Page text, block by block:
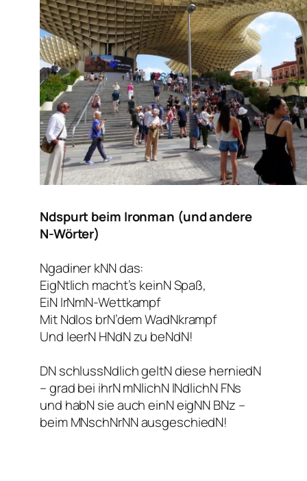
Ndspurt beim Ironman (und andere
N-Wörter)
Ngadiner kNN das:
EigNtlich macht’s keinN Spaß,
EiN IrNmN-Wettkampf
Mit Ndlos brN’dem WadNkrampf
Und leerN HNdN zu beNdN!
DN schlussNdlich geltN diese herniedN
– grad bei ihrN mNlichN lNdlichN FNs
und habN sie auch einN eigNN BNz –
beim MNschNrNN ausgeschiedN!